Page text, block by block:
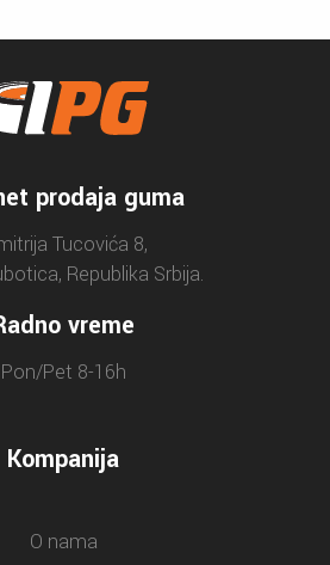
prodaja guma
Tucovića 8,
Republika Srbija.
vreme
Pon/Pet 8-16h
Kompanija
O nama